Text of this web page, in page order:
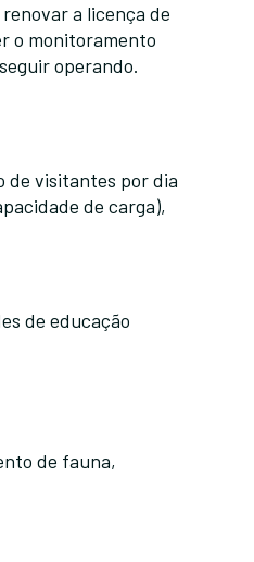
a licença de
o monitoramento
operando.
de visitantes por dia
de carga),
de educação
de fauna,